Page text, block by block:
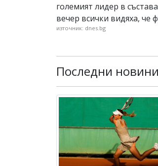
големият лидер в
вечер всички видяха, че
източник: dnes.bg
Последни